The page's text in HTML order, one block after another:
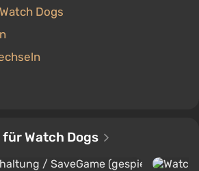
Dogs
Watch Dogs